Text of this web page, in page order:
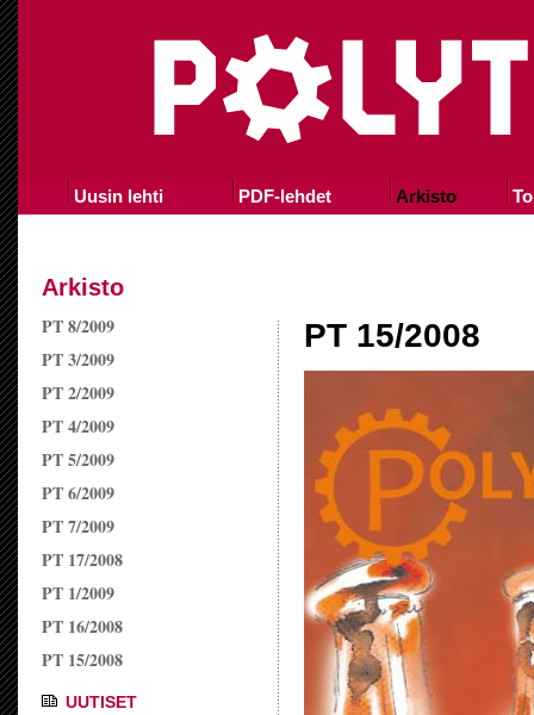
Uusin lehti PDF-lehdet Arkisto
Arkisto
PT 8/2009
PT 3/2009
PT 2/2009
PT 4/2009
PT 5/2009
PT 6/2009
PT 7/2009
PT 17/2008
PT 1/2009
PT 16/2008
PT 15/2008
UUTISET
PT 15/2008